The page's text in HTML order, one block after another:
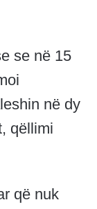
se në 15
në dy
qëllimi
që nuk